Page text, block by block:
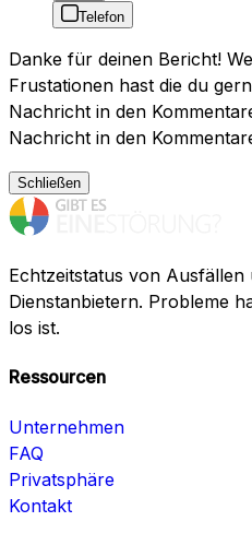
Telefon
Danke für deinen Bericht!
Frustationen hast die du
Nachricht in den
Nachricht in den
Schließen
Echtzeitstatus von
Dienstanbietern. Probleme
los ist.
Ressourcen
Unternehmen
FAQ
Privatsphäre
Kontakt